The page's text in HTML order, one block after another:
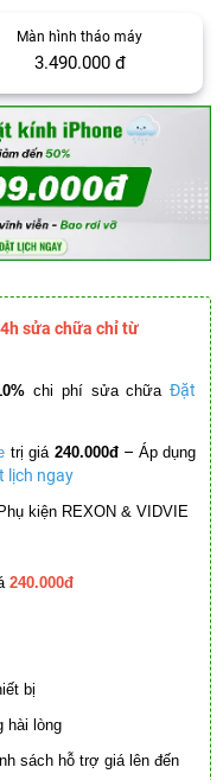
Màn hình tháo máy
3.490.000 đ
sửa chữa chỉ từ
chi phí sửa chữa Đặt
trị giá 240.000đ – Áp dụng
lịch ngay
kiện REXON & VIDVIE
240.000đ
bị
hài lòng
sách hỗ trợ giá lên đến